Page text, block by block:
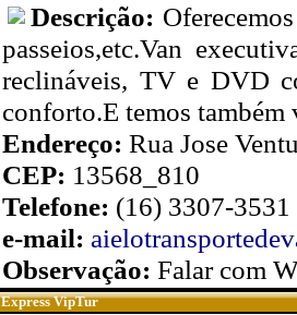
Descrição:
passeios,etc.Van
reclináveis, TV e DVD
conforto.E temos também
Endereço: Rua Jose
CEP: 13568_810
Telefone: (16) 3307-
e-mail:
Observação: Falar com
Express VipTur